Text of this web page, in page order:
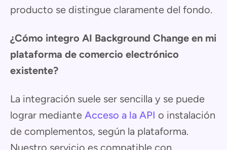
producto se distingue claramente del fondo.
¿Cómo integro AI Background Change en mi
plataforma de comercio electrónico
existente?
La integración suele ser sencilla y se puede
lograr mediante Acceso a la API o instalación
de complementos, según la plataforma.
Nuestro servicio es compatible con